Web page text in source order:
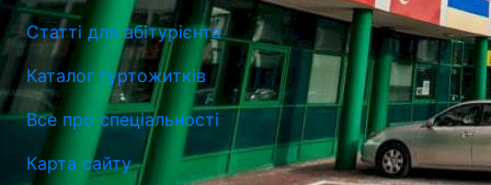
Статті для абітурієнта
Каталог гуртожитків
Все про спеціальності
Карта сайту